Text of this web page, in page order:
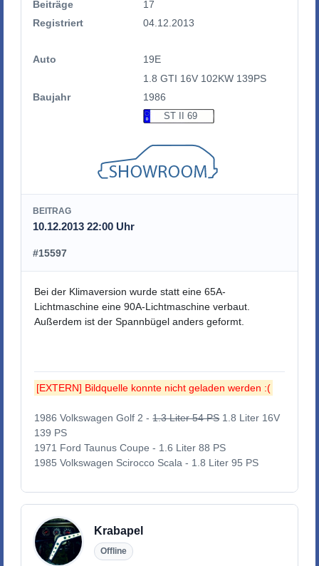
Beiträge
17
Registriert
04.12.2013
Auto
19E
1.8 GTI 16V 102KW 139PS
Baujahr
1986
ST II 69
BEITRAG
10.12.2013 22:00 Uhr
#15597
Bei der Klimaversion wurde statt eine 65A-
Lichtmaschine eine 90A-Lichtmaschine verbaut.
Außerdem ist der Spannbügel anders geformt.
[EXTERN] Bildquelle konnte nicht geladen werden :(
1986 Volkswagen Golf 2 -1.3 Liter 54 PS1.8 Liter 16V
139 PS
1971 Ford Taunus Coupe - 1.6 Liter 88 PS
1985 Volkswagen Scirocco Scala - 1.8 Liter 95 PS
Krabapel
Offline